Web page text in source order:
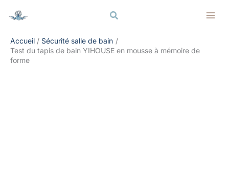
Rechercher
Accueil
Sécurité salle de bain
Test du tapis de bain YIHOUSE en mousse à mémoire de
forme